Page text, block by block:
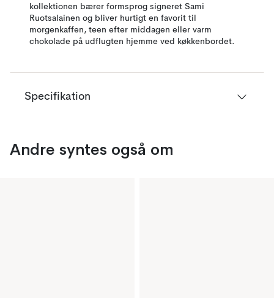
kollektionen bærer formsprog signeret Sami
Ruotsalainen og bliver hurtigt en favorit til
morgenkaffen, teen efter middagen eller varm
chokolade på udflugten hjemme ved køkkenbordet.
Specifikation
Andre syntes også om